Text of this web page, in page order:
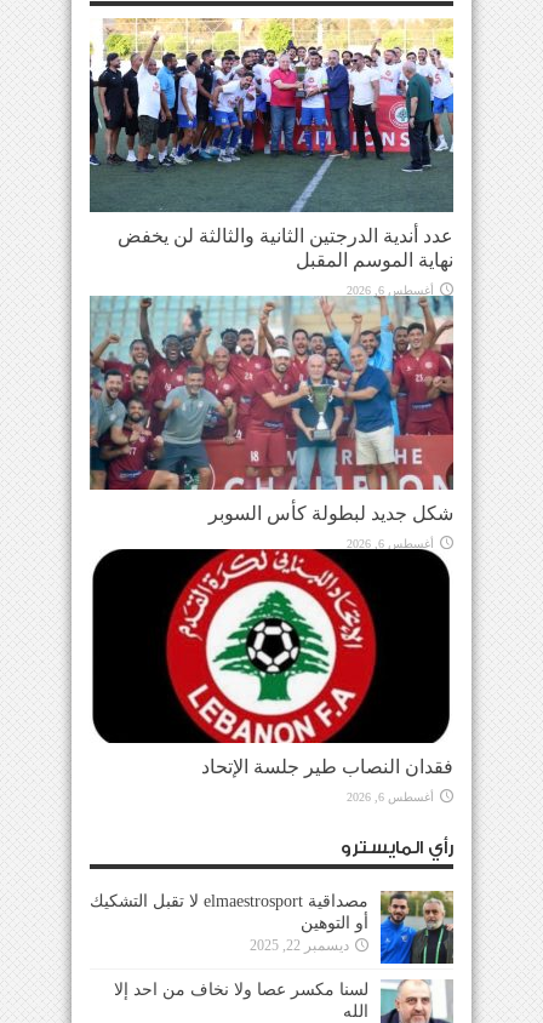
عدد أندية الدرجتين الثانية والثالثة لن يخفض
نهاية الموسم المقبل
أغسطس 6, 2026
شكل جديد لبطولة كأس السوبر
أغسطس 6, 2026
فقدان النصاب طير جلسة الإتحاد
أغسطس 6, 2026
رأي المايسترو
مصداقية elmaestrosport لا تقبل التشكيك
أو التوهين
ديسمبر 22, 2025
لسنا مكسر عصا ولا نخاف من احد إلا
الله